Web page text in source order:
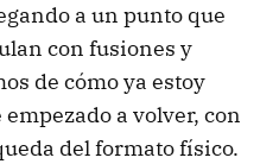
a un punto que
con fusiones y
de cómo ya estoy
a volver, con
del formato físico.